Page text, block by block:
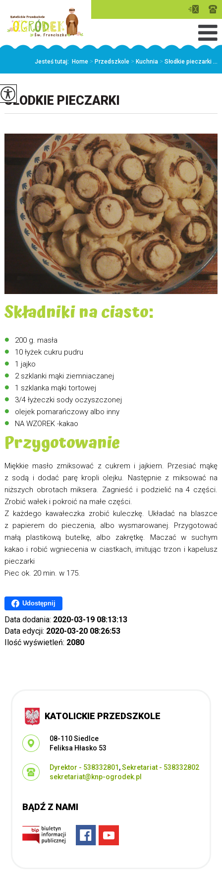
Jesteś tutaj: Home > Przedszkole > Kuchnia > Słodkie pieczarki ...
SŁODKIE PIECZARKI
Składniki na ciasto:
200 g. masła
10 łyżek cukru pudru
1 jajko
2 szklanki mąki ziemniaczanej
1 szklanka mąki tortowej
3/4 łyżeczki sody oczyszczonej
olejek pomarańczowy albo inny
NA WZOREK -kakao
Przygotowanie
Miękkie masło zmiksować z cukrem i jajkiem. Przesiać mąkę
z sodą i dodać parę kropli olejku. Następnie z miksować na
niższych obrotach miksera. Zagnieść i podzielić na 4 części.
Zrobić wałek i pokroić na małe części.
Z każdego kawałeczka zrobić kuleczkę. Układać na blaszce
z papierem do pieczenia, albo wysmarowanej. Przygotować
małą plastikową butelkę, albo zakrętkę. Maczać w suchym
kakao i robić wgniecenia w ciastkach, imitując trzon i kapelusz
pieczarki
Piec ok. 20 min. w 175.
Udostępnij
Data dodania: 2020-03-19 08:13:13
Data edycji: 2020-03-20 08:26:53
Ilość wyświetleń: 2080
KATOLICKIE PRZEDSZKOLE
Adres pocztowy:
08-110 Siedlce
Feliksa Hłasko 53
Dyrektor - 538332801,Sekretariat - 538332802
sekretariat@knp-ogrodek.pl
BĄDŹ Z NAMI